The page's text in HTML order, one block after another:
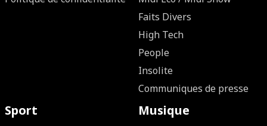
Faits Divers
High Tech
People
Insolite
Communiques de presse
Sport Musique